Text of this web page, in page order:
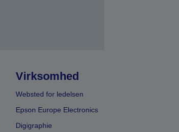
Virksomhed
Websted for ledelsen
Epson Europe Electronics
Digigraphie